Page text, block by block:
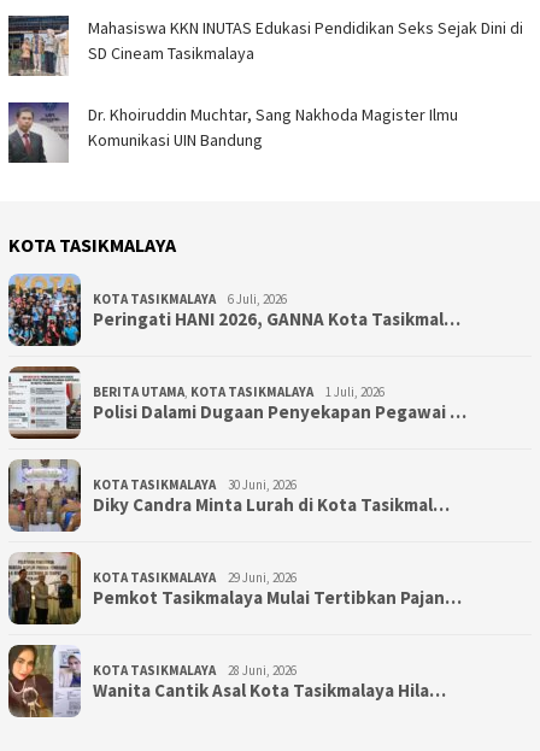
Mahasiswa KKN INUTAS Edukasi Pendidikan Seks Sejak Dini di
SD Cineam Tasikmalaya
Dr. Khoiruddin Muchtar, Sang Nakhoda Magister Ilmu
Komunikasi UIN Bandung
KOTA TASIKMALAYA
KOTA TASIKMALAYA 6 Juli, 2026
Peringati HANI 2026, GANNA Kota Tasikmal…
BERITA UTAMA KOTA TASIKMALAYA 1 Juli, 2026
Polisi Dalami Dugaan Penyekapan Pegawai …
KOTA TASIKMALAYA 30 Juni, 2026
Diky Candra Minta Lurah di Kota Tasikmal…
KOTA TASIKMALAYA 29 Juni, 2026
Pemkot Tasikmalaya Mulai Tertibkan Pajan…
KOTA TASIKMALAYA 28 Juni, 2026
Wanita Cantik Asal Kota Tasikmalaya Hila…